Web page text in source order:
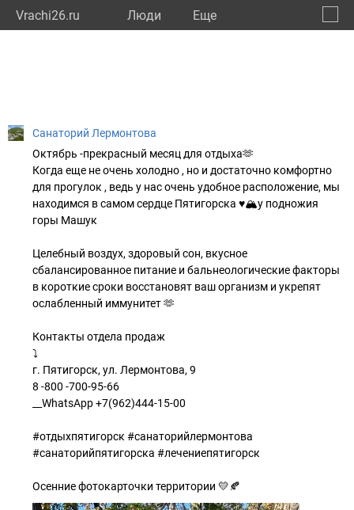
Vrachi26.ru Люди Eще
Санаторий Лермонтова
Октябрь -прекрасный месяц для отдыха🫶
Когда еще не очень холодно , но и достаточно комфортно
для прогулок , ведь у нас очень удобное расположение, мы
находимся в самом сердце Пятигорска ♥️🏔️у подножия
горы Машук
Целебный воздух, здоровый сон, вкусное
сбалансированное питание и бальнеологические факторы
в короткие сроки восстановят ваш организм и укрепят
ослабленный иммунитет 🫶
Контакты отдела продаж
⤵️
г. Пятигорск, ул. Лермонтова, 9
8 -800 -700-95-66
__WhatsApp +7(962)444-15-00
#отдыхпятигорск #санаторийлермонтова
#санаторийпятигорска #лечениепятигорск
Осенние фотокарточки территории 💛🍂